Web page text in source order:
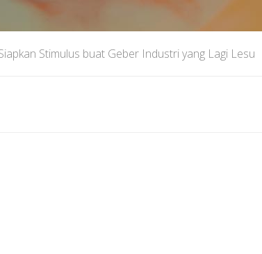
Stimulus buat Geber Industri yang Lagi Lesu